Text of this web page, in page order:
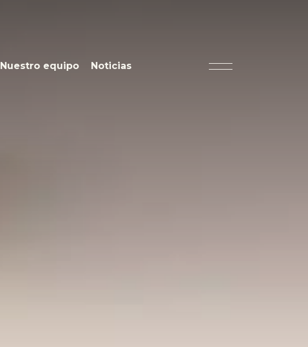
Nuestro equipo Noticias